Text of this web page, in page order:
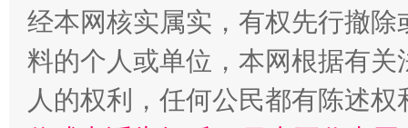
招工难、用工荒背后
经本网核实属实，有权先行撤
料的个人或单位，本网根据有
人的权利，任何公民都有陈述